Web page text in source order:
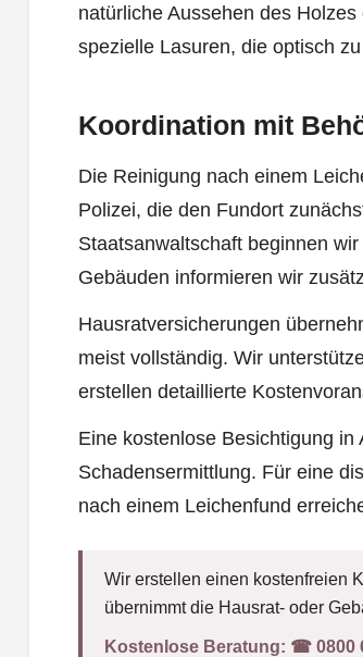
natürliche Aussehen des
spezielle Lasuren, die optisch
Koordination mit
Die Reinigung nach einem
Polizei, die den Fundort
Staatsanwaltschaft beginnen
Gebäuden informieren wir
Hausratversicherungen
meist vollständig. Wir
erstellen detaillierte
Eine kostenlose Besichtigung
Schadensermittlung. Für eine
nach einem Leichenfund
Wir erstellen einen kostenfreien
übernimmt die Hausrat- oder
Kostenlose Beratung: ☎︎ 0800